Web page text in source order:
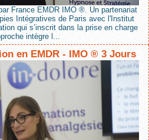
France EMDR IMO ®. Un partenariat
Intégratives de Paris avec l'Institut
qui s’inscrit dans la prise en charge
intègre l...
en EMDR - IMO ® 3 Jours